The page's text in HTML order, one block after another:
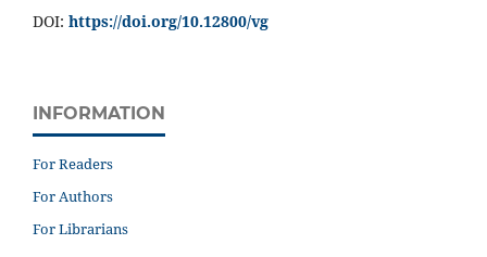
DOI: https://doi.org/10.12800/vg
INFORMATION
For Readers
For Authors
For Librarians